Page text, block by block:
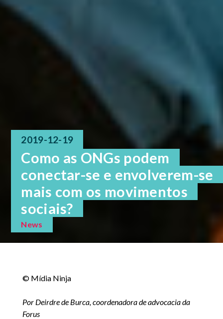
2019-12-19
Como as ONGs podem
conectar-se e envolverem-se
mais com os movimentos
sociais?
News
© Mídia Ninja
Por Deirdre de Burca, coordenadora de advocacia da
Forus